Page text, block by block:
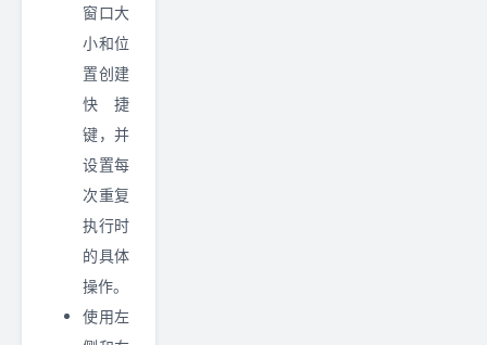
窗口大
小和位
置创建
快捷
键，并
设置每
次重复
执行时
的具体
操作。
使用左